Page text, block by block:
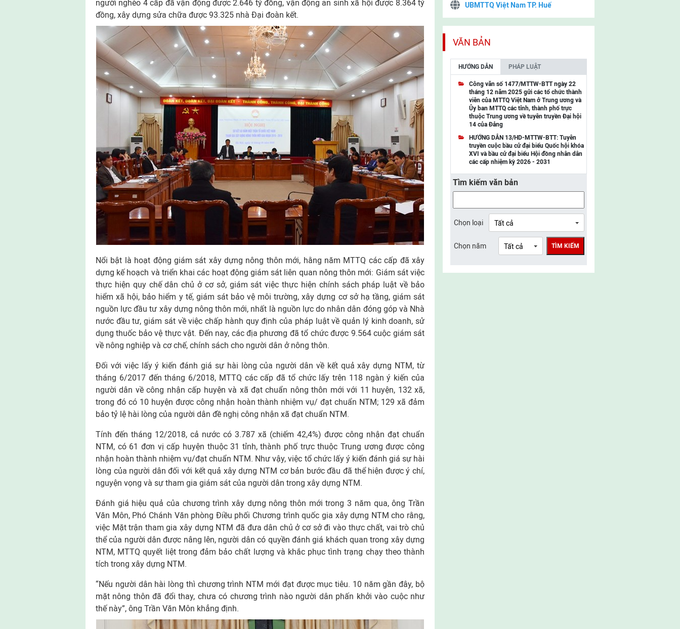
người nghèo 4 cấp đã vận động được 2.646 tỷ đồng, vận động an sinh xã hội được 8.364 tỷ
đồng, xây dựng sửa chữa được 93.325 nhà Đại đoàn kết.
Nổi bật là hoạt động giám sát xây dựng nông thôn mới, hằng năm MTTQ các cấp đã xây
dựng kế hoạch và triển khai các hoạt động giám sát liên quan nông thôn mới: Giám sát việc
thực hiện quy chế dân chủ ở cơ sở, giám sát việc thực hiện chính sách pháp luật về bảo
hiểm xã hội, bảo hiểm y tế, giám sát bảo vệ môi trường, xây dựng cơ sở hạ tầng, giám sát
nguồn lực đầu tư xây dựng nông thôn mới, nhất là nguồn lực do nhân dân đóng góp và Nhà
nước đầu tư, giám sát về việc chấp hành quy định của pháp luật về quản lý kinh doanh, sử
dụng thuốc bảo vệ thực vật. Đến nay, các địa phương đã tổ chức được 9.564 cuộc giám sát
về nông nghiệp và cơ chế, chính sách cho người dân ở nông thôn.
Đối với việc lấy ý kiến đánh giá sự hài lòng của người dân về kết quả xây dựng NTM, từ
tháng 6/2017 đến tháng 6/2018, MTTQ các cấp đã tổ chức lấy trên 118 ngàn ý kiến của
người dân về công nhận cấp huyện và xã đạt chuẩn nông thôn mới với 11 huyện, 132 xã,
trong đó có 10 huyện được công nhận hoàn thành nhiệm vụ/ đạt chuẩn NTM; 129 xã đảm
bảo tỷ lệ hài lòng của người dân đề nghị công nhận xã đạt chuẩn NTM.
Tính đến tháng 12/2018, cả nước có 3.787 xã (chiếm 42,4%) được công nhận đạt chuẩn
NTM, có 61 đơn vị cấp huyện thuộc 31 tỉnh, thành phố trực thuộc Trung ương được công
nhận hoàn thành nhiệm vụ/đạt chuẩn NTM. Như vậy, việc tổ chức lấy ý kiến đánh giá sự hài
lòng của người dân đối với kết quả xây dựng NTM cơ bản bước đầu đã thể hiện được ý chí,
nguyện vọng và sự tham gia giám sát của người dân trong xây dựng NTM.
Đánh giá hiệu quả của chương trình xây dựng nông thôn mới trong 3 năm qua, ông Trần
Văn Môn, Phó Chánh Văn phòng Điều phối Chương trình quốc gia xây dựng NTM cho rằng,
việc Mặt trận tham gia xây dựng NTM đã đưa dân chủ ở cơ sở đi vào thực chất, vai trò chủ
thể của người dân được nâng lên, người dân có quyền đánh giá khách quan trong xây dựng
NTM, MTTQ quyết liệt trong đảm bảo chất lượng và khắc phục tình trạng chạy theo thành
tích trong xây dựng NTM.
“Nếu người dân hài lòng thì chương trình NTM mới đạt được mục tiêu. 10 năm gần đây, bộ
mặt nông thôn đã đổi thay, chưa có chương trình nào người dân phấn khởi vào cuộc như
thế này”, ông Trần Văn Môn khẳng định.
UBMTTQ Việt Nam TP. Huế
UBMTTQ Việt Nam TP. Cần Thơ
UBMTTQ Việt Nam tỉnh Quảng Ninh
UBMTTQ Việt Nam tỉnh Cao Bằng
UBMTTQ Việt Nam tỉnh Lạng Sơn
UBMTTQ Việt Nam tỉnh Lai Châu
UBMTTQ Việt Nam tỉnh Điện Biên
UBMTTQ Việt Nam tỉnh Sơn La
UBMTTQ Việt Nam tỉnh Thanh Hóa
UBMTTQ Việt Nam tỉnh Nghệ An
UBMTTQ Việt Nam tỉnh Lào Cai
UBMTTQ Việt Nam tỉnh Thái Nguyên
VĂN BẢN
HƯỚNG DẪN PHÁP LUẬT
Công văn số 1477/MTTW-BTT ngày 22
tháng 12 năm 2025 gửi các tổ chức thành
viên của MTTQ Việt Nam ở Trung ương và
Ủy ban MTTQ các tỉnh, thành phố trực
thuộc Trung ương về tuyên truyền Đại hội
14 của Đảng
HƯỚNG DẪN 13/HD-MTTW-BTT: Tuyên
truyền cuộc bầu cử đại biểu Quốc hội khóa
XVI và bầu cử đại biểu Hội đồng nhân dân
các cấp nhiệm kỳ 2026 - 2031
Tìm kiếm văn bản
Chọn loại
Chọn năm TÌM KIẾM